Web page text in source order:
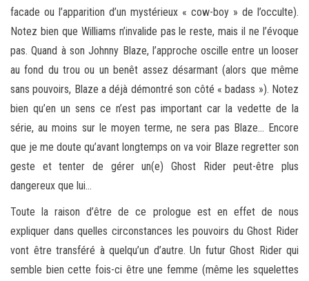
facade ou l’apparition d’un mystérieux « cow-boy » de l’occulte).
Notez bien que Williams n’invalide pas le reste, mais il ne l’évoque
pas. Quand à son Johnny Blaze, l’approche oscille entre un looser
au fond du trou ou un benêt assez désarmant (alors que même
sans pouvoirs, Blaze a déjà démontré son côté « badass »). Notez
bien qu’en un sens ce n’est pas important car la vedette de la
série, au moins sur le moyen terme, ne sera pas Blaze… Encore
que je me doute qu’avant longtemps on va voir Blaze regretter son
geste et tenter de gérer un(e) Ghost Rider peut-être plus
dangereux que lui…
Toute la raison d’être de ce prologue est en effet de nous
expliquer dans quelles circonstances les pouvoirs du Ghost Rider
vont être transféré à quelqu’un d’autre. Un futur Ghost Rider qui
semble bien cette fois-ci être une femme (même les squelettes